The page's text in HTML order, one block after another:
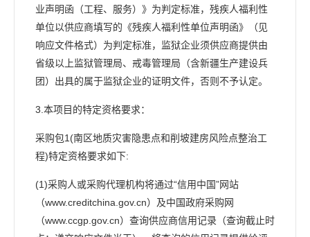
业声明函（工程、服务）》为判定标准，残疾人福利性
单位以供应商填写的《残疾人福利性单位声明函》（见
响应文件格式）为判定标准，监狱企业须供应商提供由
省级以上监狱管理局、戒毒管理局（含新疆生产建设兵
团）出具的属于监狱企业的证明文件，否则不予认定。
3.本项目的特定资格要求：
采购包1(南区地质灾害隐患点和削坡建房风险点整治工
程)特定资格要求如下:
(1)采购人或采购代理机构将通过“信用中国”网站
（www.creditchina.gov.cn）及中国政府采购网
（www.ccgp.gov.cn）查询供应商信用记录（查询截止时